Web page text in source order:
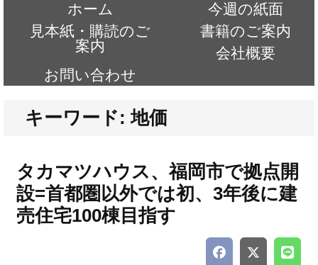
ホーム
今週の紙面
見本紙・購読のご
案内
書籍のご案内
会社概要
お問い合わせ
キーワード: 地価
タカマツハウス、福岡市で拠点開
設=首都圏以外では初、3年後に建
売住宅100棟目指す